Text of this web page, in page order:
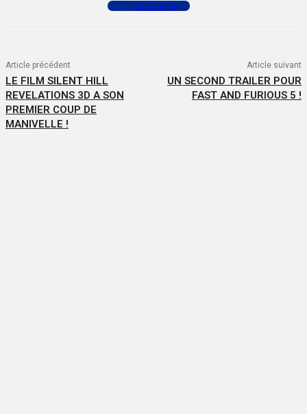
Commenter
Article précédent
LE FILM SILENT HILL
REVELATIONS 3D A SON
PREMIER COUP DE
MANIVELLE !
Article suivant
UN SECOND TRAILER POUR
FAST AND FURIOUS 5 !